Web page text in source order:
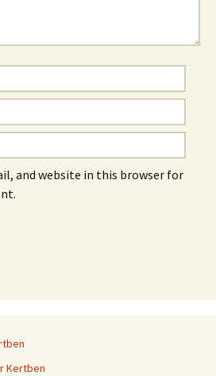
and website in this browser for
Kertben